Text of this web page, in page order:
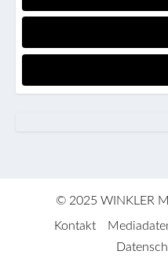
© 2025 WINKLER
Kontakt